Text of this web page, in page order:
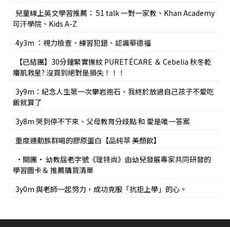
兒童線上英文學習推薦： 51 talk 一對一家教、Khan Academy
可汗學院、Kids A-Z
4y3m ：視力檢查、練習犯錯、認識華德福
【已結團】30分鐘緊實撫紋 PURETÉCARE ＆ Cebelia 秋冬乾
癢肌救星? 沒買到絕對是損失！！！
3y9m：紀念人生第一次攀岩抱石、我終於放過自己孩子不愛吃
飯就算了
3y8m 哭到停不下來、父母教育分歧點 和 愛是唯一答案
重度運動族群喝的膠原蛋白【品純萃 美顏飲】
•開團• 幼教屆老字號《理特尚》由幼兒發展專家共同研發的
學習圖卡＆ 推薦購買清單
3y0m 與老師一起努力，成功克服「抗拒上學」的心。